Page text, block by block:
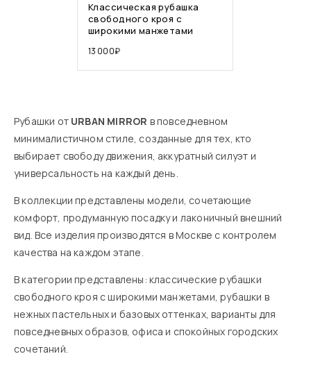
Классическая рубашка
свободного кроя с
широкими манжетами
13 000₽
Рубашки от URBAN MIRROR в повседневном
минималистичном стиле, созданные для тех, кто
выбирает свободу движения, аккуратный силуэт и
универсальность на каждый день.
В коллекции представлены модели, сочетающие
комфорт, продуманную посадку и лаконичный внешний
вид. Все изделия производятся в Москве с контролем
качества на каждом этапе.
В категории представлены: классические рубашки
свободного кроя с широкими манжетами, рубашки в
нежных пастельных и базовых оттенках, варианты для
повседневных образов, офиса и спокойных городских
сочетаний.